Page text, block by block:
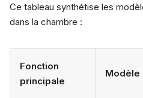
Ce tableau synthétise les
dans la chambre :
Fonction
principale
Modèle